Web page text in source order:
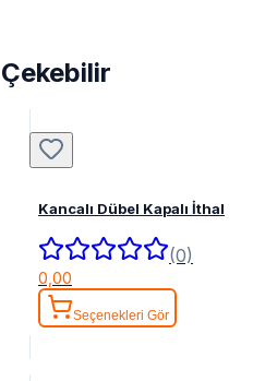
Kancalı Dübel Kapalı İthal
(0)
0,00
Seçenekleri Gör